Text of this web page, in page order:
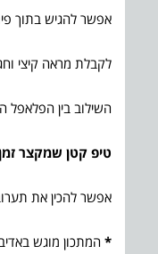
אפשר להגיש בתוך
לקבלת מראה קיצי
השילוב בין הפלאפל
טיפ קטן שמקצר
אפשר להכין את
* המתכון מוגש